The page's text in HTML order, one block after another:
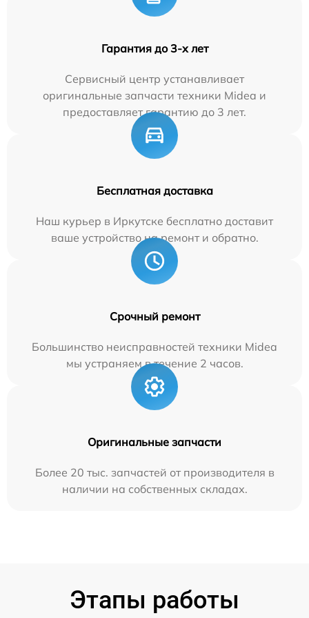
Гарантия до 3-х лет
Сервисный центр устанавливает
оригинальные запчасти техники Midea и
предоставляет гарантию до 3 лет.
Бесплатная доставка
Наш курьер в Иркутске бесплатно доставит
ваше устройство на ремонт и обратно.
Срочный ремонт
Большинство неисправностей техники Midea
мы устраняем в течение 2 часов.
Оригинальные запчасти
Более 20 тыс. запчастей от производителя в
наличии на собственных складах.
Этапы работы